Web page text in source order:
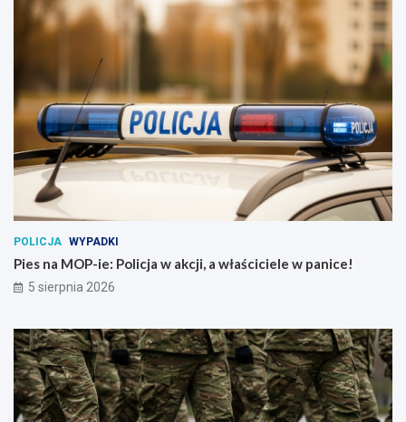
POLICJA WYPADKI
Pies na MOP-ie: Policja w akcji, a właściciele w panice!
5 sierpnia 2026